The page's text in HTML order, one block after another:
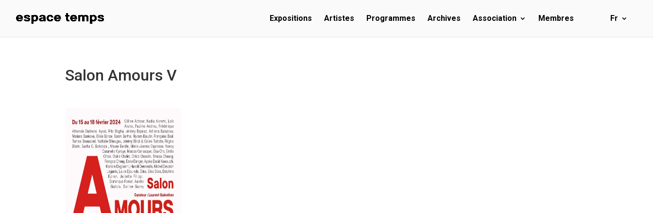
Expositions Artistes Programmes Archives Association Membres Fr
Salon Amours V